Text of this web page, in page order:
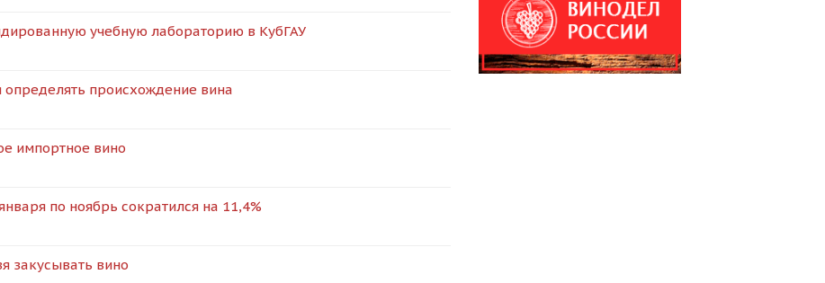
учебную лабораторию в КубГАУ
определять происхождение вина
импортное вино
по ноябрь сократился на 11,4%
закусывать вино